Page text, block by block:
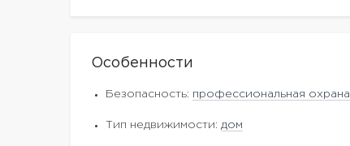
Особенности
Безопасность: профессиональная охрана
Тип недвижимости: дом